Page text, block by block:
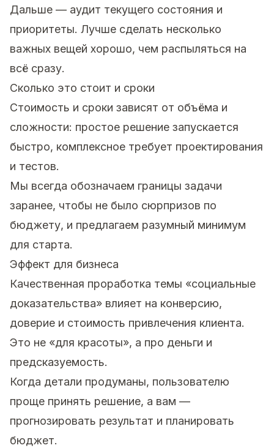
Дальше — аудит текущего состояния и
приоритеты. Лучше сделать несколько
важных вещей хорошо, чем распыляться на
всё сразу.
Сколько это стоит и сроки
Стоимость и сроки зависят от объёма и
сложности: простое решение запускается
быстро, комплексное требует проектирования
и тестов.
Мы всегда обозначаем границы задачи
заранее, чтобы не было сюрпризов по
бюджету, и предлагаем разумный минимум
для старта.
Эффект для бизнеса
Качественная проработка темы «социальные
доказательства» влияет на конверсию,
доверие и стоимость привлечения клиента.
Это не «для красоты», а про деньги и
предсказуемость.
Когда детали продуманы, пользователю
проще принять решение, а вам —
прогнозировать результат и планировать
бюджет.